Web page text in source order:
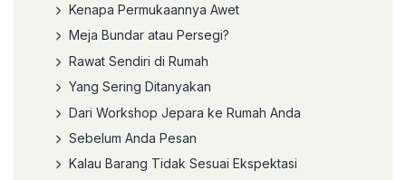
Kenapa Permukaannya Awet
Meja Bundar atau Persegi?
Rawat Sendiri di Rumah
Yang Sering Ditanyakan
Dari Workshop Jepara ke Rumah Anda
Sebelum Anda Pesan
Kalau Barang Tidak Sesuai Ekspektasi